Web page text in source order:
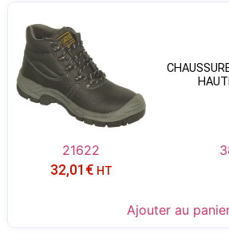
21622
32,01 € HT
Ajouter au